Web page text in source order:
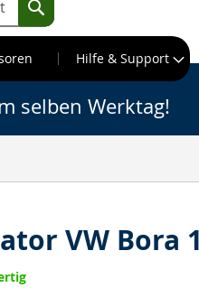
Suche
Hilfe & Support
selben Werktag!
VW Bora